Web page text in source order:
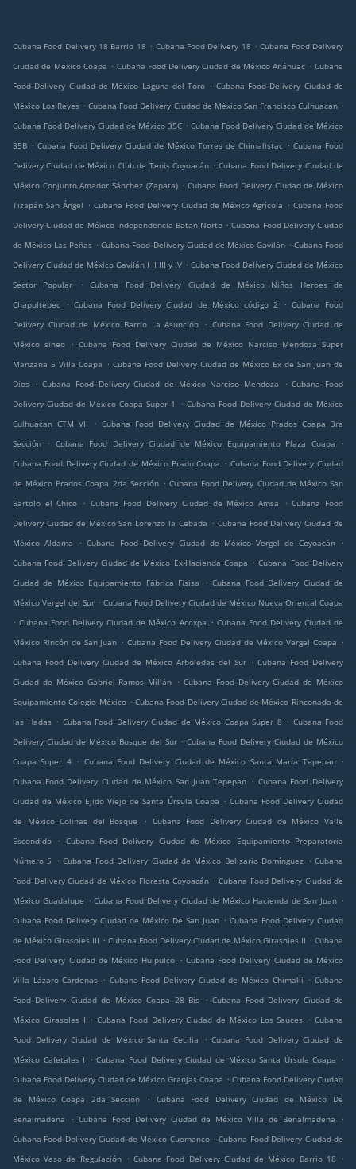
Cubana Food Delivery 18 Barrio 18 . Cubana Food Delivery 18 . Cubana Food Delivery
Ciudad de México Coapa . Cubana Food Delivery Ciudad de México Anáhuac . Cubana
Food Delivery Ciudad de México Laguna del Toro . Cubana Food Delivery Ciudad de
México Los Reyes . Cubana Food Delivery Ciudad de México San Francisco Culhuacan .
Cubana Food Delivery Ciudad de México 35C . Cubana Food Delivery Ciudad de México
35B . Cubana Food Delivery Ciudad de México Torres de Chimalistac . Cubana Food
Delivery Ciudad de México Club de Tenis Coyoacán . Cubana Food Delivery Ciudad de
México Conjunto Amador Sánchez (Zapata) . Cubana Food Delivery Ciudad de México
Tizapán San Ángel . Cubana Food Delivery Ciudad de México Agrícola . Cubana Food
Delivery Ciudad de México Independencia Batan Norte . Cubana Food Delivery Ciudad
de México Las Peñas . Cubana Food Delivery Ciudad de México Gavilán . Cubana Food
Delivery Ciudad de México Gavilán I II III y IV . Cubana Food Delivery Ciudad de México
Sector Popular
.
Cubana Food Delivery Ciudad de México Niños Heroes de
Chapultepec
. Cubana Food Delivery Ciudad de México código 2 . Cubana Food
Delivery Ciudad de México Barrio La Asunción
. Cubana Food Delivery Ciudad de
México sineo
. Cubana Food Delivery Ciudad de México Narciso Mendoza Super
Manzana 5 Villa Coapa . Cubana Food Delivery Ciudad de México Ex de San Juan de
Dios
. Cubana Food Delivery Ciudad de México Narciso Mendoza . Cubana Food
Delivery Ciudad de México Coapa Super 1
. Cubana Food Delivery Ciudad de México
Culhuacan CTM VII
. Cubana Food Delivery Ciudad de México Prados Coapa 3ra
Sección
. Cubana Food Delivery Ciudad de México Equipamiento Plaza Coapa
.
Cubana Food Delivery Ciudad de México Prado Coapa . Cubana Food Delivery Ciudad
de México Prados Coapa 2da Sección . Cubana Food Delivery Ciudad de México San
Bartolo el Chico
. Cubana Food Delivery Ciudad de México Amsa . Cubana Food
Delivery Ciudad de México San Lorenzo la Cebada . Cubana Food Delivery Ciudad de
México Aldama
. Cubana Food Delivery Ciudad de México Vergel de Coyoacán
.
Cubana Food Delivery Ciudad de México Ex-Hacienda Coapa . Cubana Food Delivery
Ciudad de México Equipamiento Fábrica Fisisa
. Cubana Food Delivery Ciudad de
México Vergel del Sur . Cubana Food Delivery Ciudad de México Nueva Oriental Coapa
. Cubana Food Delivery Ciudad de México Acoxpa . Cubana Food Delivery Ciudad de
México Rincón de San Juan . Cubana Food Delivery Ciudad de México Vergel Coapa .
Cubana Food Delivery Ciudad de México Arboledas del Sur . Cubana Food Delivery
Ciudad de México Gabriel Ramos Millán . Cubana Food Delivery Ciudad de México
Equipamiento Colegio México . Cubana Food Delivery Ciudad de México Rinconada de
las Hadas . Cubana Food Delivery Ciudad de México Coapa Super 8 . Cubana Food
Delivery Ciudad de México Bosque del Sur . Cubana Food Delivery Ciudad de México
Coapa Super 4 . Cubana Food Delivery Ciudad de México Santa María Tepepan .
Cubana Food Delivery Ciudad de México San Juan Tepepan . Cubana Food Delivery
Ciudad de México Ejido Viejo de Santa Úrsula Coapa . Cubana Food Delivery Ciudad
de México Colinas del Bosque
. Cubana Food Delivery Ciudad de México Valle
Escondido
. Cubana Food Delivery Ciudad de México Equipamiento Preparatoria
Número 5
. Cubana Food Delivery Ciudad de México Belisario Domínguez . Cubana
Food Delivery Ciudad de México Floresta Coyoacán . Cubana Food Delivery Ciudad de
México Guadalupe . Cubana Food Delivery Ciudad de México Hacienda de San Juan .
Cubana Food Delivery Ciudad de México De San Juan . Cubana Food Delivery Ciudad
de México Girasoles III . Cubana Food Delivery Ciudad de México Girasoles II . Cubana
Food Delivery Ciudad de México Huipulco . Cubana Food Delivery Ciudad de México
Villa Lázaro Cárdenas . Cubana Food Delivery Ciudad de México Chimalli . Cubana
Food Delivery Ciudad de México Coapa 28 Bis
. Cubana Food Delivery Ciudad de
México Girasoles I . Cubana Food Delivery Ciudad de México Los Sauces . Cubana
Food Delivery Ciudad de México Santa Cecilia
. Cubana Food Delivery Ciudad de
México Cafetales I
. Cubana Food Delivery Ciudad de México Santa Úrsula Coapa
.
Cubana Food Delivery Ciudad de México Granjas Coapa . Cubana Food Delivery Ciudad
de México Coapa 2da Sección
.
Cubana Food Delivery Ciudad de México De
Benalmadena
. Cubana Food Delivery Ciudad de México Villa de Benalmadena
.
Cubana Food Delivery Ciudad de México Cuemanco . Cubana Food Delivery Ciudad de
México Vaso de Regulación . Cubana Food Delivery Ciudad de México Barrio 18
.